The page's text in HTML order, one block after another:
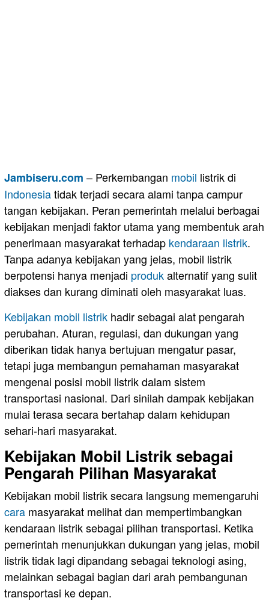
Jambiseru.com – Perkembangan mobil listrik di
Indonesiatidak terjadi secara alami tanpa campur
tangan kebijakan. Peran pemerintah melalui berbagai
kebijakan menjadi faktor utama yang membentuk arah
penerimaan masyarakat terhadap kendaraan listrik.
Tanpa adanya kebijakan yang jelas, mobil listrik
berpotensi hanya menjadi produkalternatif yang sulit
diakses dan kurang diminati oleh masyarakat luas.
Kebijakan mobil listrik hadir sebagai alat pengarah
perubahan. Aturan, regulasi, dan dukungan yang
diberikan tidak hanya bertujuan mengatur pasar,
tetapi juga membangun pemahaman masyarakat
mengenai posisi mobil listrik dalam sistem
transportasi nasional. Dari sinilah dampak kebijakan
mulai terasa secara bertahap dalam kehidupan
sehari-hari masyarakat.
Kebijakan Mobil Listrik sebagai
Pengarah Pilihan Masyarakat
Kebijakan mobil listrik secara langsung memengaruhi
cara masyarakat melihat dan mempertimbangkan
kendaraan listrik sebagai pilihan transportasi. Ketika
pemerintah menunjukkan dukungan yang jelas, mobil
listrik tidak lagi dipandang sebagai teknologi asing,
melainkan sebagai bagian dari arah pembangunan
transportasi ke depan.